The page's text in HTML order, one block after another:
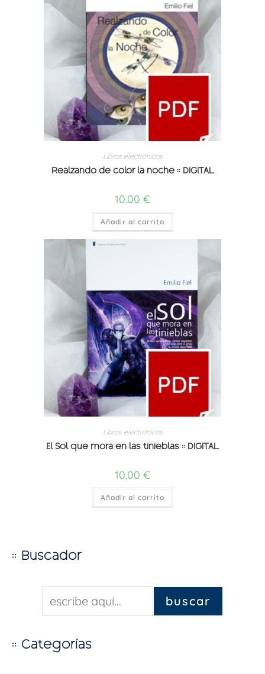
Libros electrónicos
Realzando de color la noche :: DIGITAL
10,00 €
Añadir al carrito
Libros electrónicos
El Sol que mora en las tinieblas :: DIGITAL
10,00 €
Añadir al carrito
:: Buscador
buscar
:: Categorías